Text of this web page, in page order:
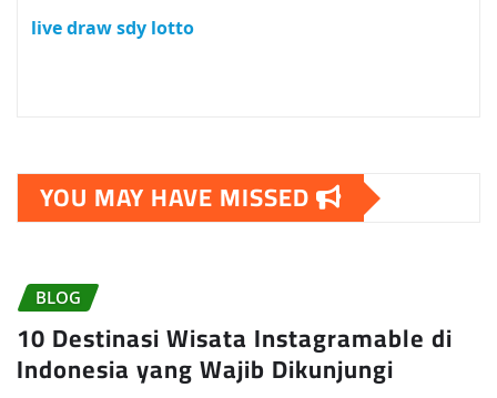
live draw sdy lotto
YOU MAY HAVE MISSED
BLOG
10 Destinasi Wisata Instagramable di
Indonesia yang Wajib Dikunjungi